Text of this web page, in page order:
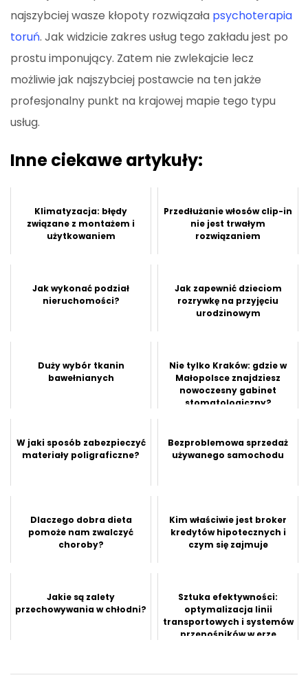
najszybciej wasze kłopoty rozwiązała psychoterapia
toruń. Jak widzicie zakres usług tego zakładu jest po
prostu imponujący. Zatem nie zwlekajcie lecz
możliwie jak najszybciej postawcie na ten jakże
profesjonalny punkt na krajowej mapie tego typu
usług.
Inne ciekawe artykuły:
Klimatyzacja: błędy
związane z montażem i
użytkowaniem
Przedłużanie włosów clip-in
nie jest trwałym
rozwiązaniem
Jak wykonać podział
nieruchomości?
Jak zapewnić dzieciom
rozrywkę na przyjęciu
urodzinowym
Duży wybór tkanin
bawełnianych
Nie tylko Kraków: gdzie w
Małopolsce znajdziesz
nowoczesny gabinet
stomatologiczny?
W jaki sposób zabezpieczyć
materiały poligraficzne?
Bezproblemowa sprzedaż
używanego samochodu
Dlaczego dobra dieta
pomoże nam zwalczyć
choroby?
Kim właściwie jest broker
kredytów hipotecznych i
czym się zajmuje
Jakie są zalety
przechowywania w chłodni?
Sztuka efektywności:
optymalizacja linii
transportowych i systemów
przenośników w erze